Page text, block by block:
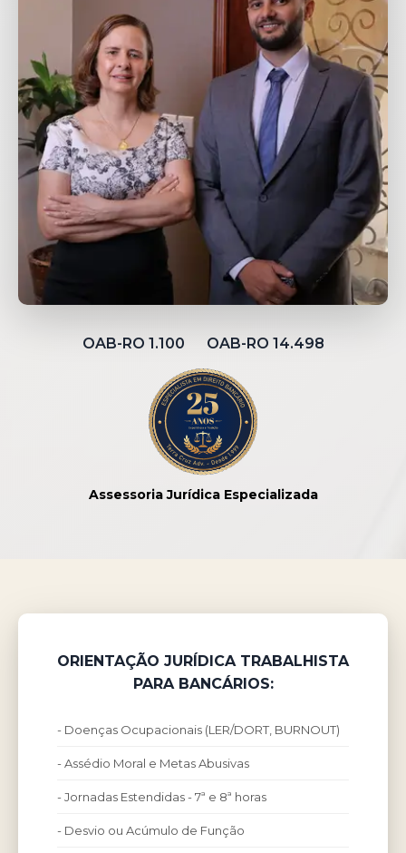
OAB-RO 1.100 OAB-RO 14.498
Assessoria Jurídica Especializada
ORIENTAÇÃO JURÍDICA TRABALHISTA
PARA BANCÁRIOS:
- Doenças Ocupacionais (LER/DORT, BURNOUT)
- Assédio Moral e Metas Abusivas
- Jornadas Estendidas - 7ª e 8ª horas
- Desvio ou Acúmulo de Função